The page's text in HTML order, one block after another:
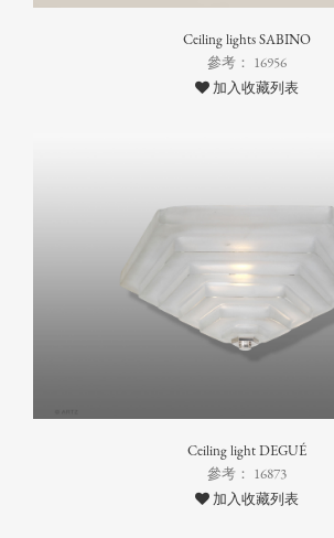
Ceiling lights SABINO
參考： 16956
加入收藏列表
Ceiling light DEGUÉ
參考： 16873
加入收藏列表